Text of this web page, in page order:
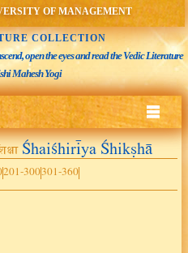
OF MANAGEMENT
COLLECTION
open the eyes and read the Vedic Literature
Mahesh Yogi
Śhaiśhirīya Śhikṣhā
201-300301-360